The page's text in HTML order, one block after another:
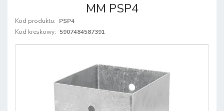
MM PSP4
Kod produktu: PSP4
Kod kreskowy: 5907484587391